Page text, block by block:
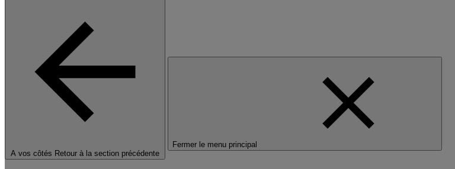
A vos côtés Retour à la section précédente
Fermer le menu principal